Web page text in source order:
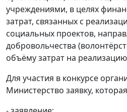
учреждениями, в целях
затрат, связанных с
социальных проектов,
добровольчества
объёму затрат на
Для участия в конкурсе
Министерство заявку,